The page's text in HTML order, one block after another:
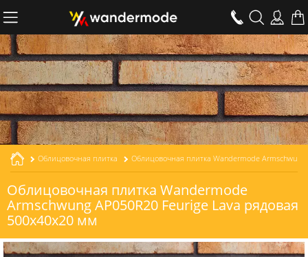
Облицовочная плитка
Облицовочная плитка Wandermode
Armschwung AP050R20 Feurige Lava рядовая
500x40x20 мм